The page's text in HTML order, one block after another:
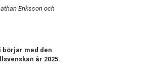
Eriksson och
börjar med den
år 2025.